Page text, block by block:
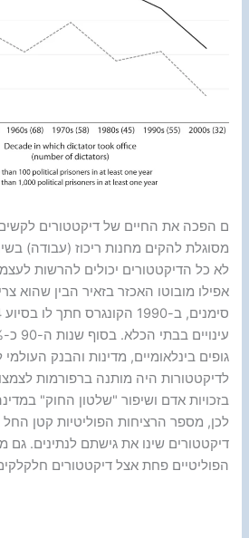
ם הפכה את החיים של דיקטטורים לקשים
מסוגלת להקים מחנות ריכוז (עבודה)
לא כל הדיקטטורים יכולים להרשות
אפילו מובוטו האכזר בזאיר הבין שהוא
גופים בינלאומיים, מדינות והבנק
לדיקטטורות היה מותנה ברפורמות
בזכויות אדם ושיפור "שלטון החוק"
דיקטטורים שינו את גישתם לנתינים. גם
הפוליטיים פחת אצל דיקטטורים חלקלקים